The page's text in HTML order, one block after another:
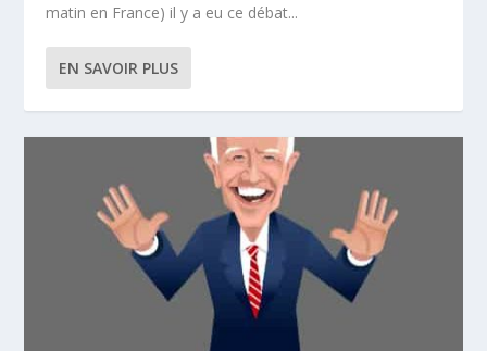
matin en France) il y a eu ce débat...
EN SAVOIR PLUS